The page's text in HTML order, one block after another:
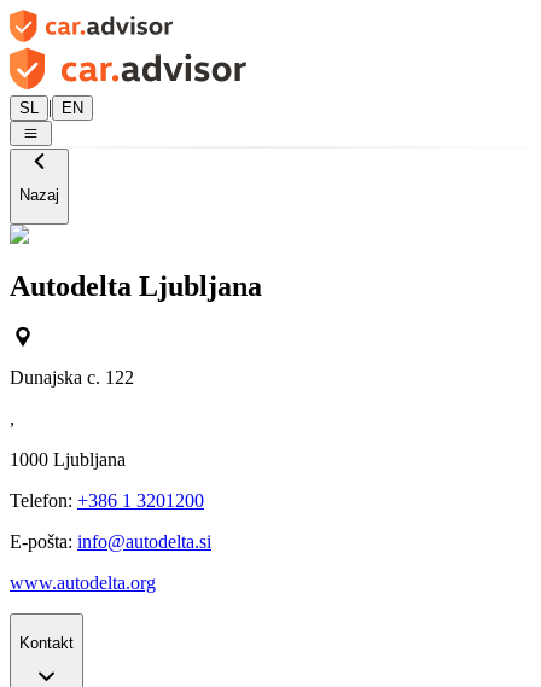
SL | EN
Nazaj
Autodelta Ljubljana
Dunajska c. 122
,
1000 Ljubljana
Telefon: +386 1 3201200
E-pošta: info@autodelta.si
www.autodelta.org
Kontakt